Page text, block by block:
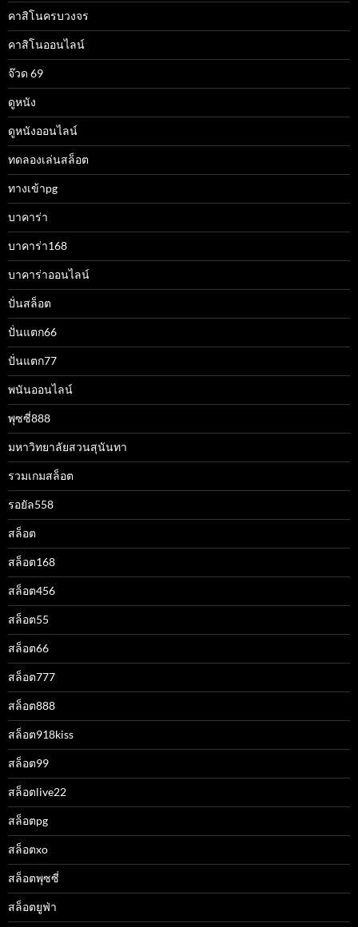
คาสิโนครบวงจร
คาสิโนออนไลน์
จ๊วด 69
ดูหนัง
ดูหนังออนไลน์
ทดลองเล่นสล็อต
ทางเข้าpg
บาคาร่า
บาคาร่า168
บาคาร่าออนไลน์
ปั่นสล็อต
ปั่นแตก66
ปั่นแตก77
พนันออนไลน์
พุซซี่888
มหาวิทยาลัยสวนสุนันทา
รวมเกมสล็อต
รอยัล558
สล็อต
สล็อต168
สล็อต456
สล็อต55
สล็อต66
สล็อต777
สล็อต888
สล็อต918kiss
สล็อต99
สล็อตlive22
สล็อตpg
สล็อตxo
สล็อตพุซซี่
สล็อตยูฟ่า